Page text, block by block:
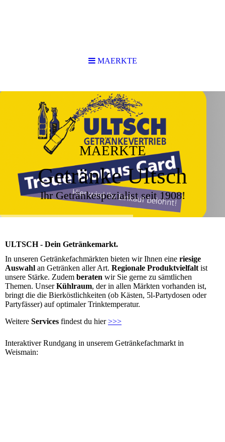
MAERKTE
Getränke Ultsch
Ihr Getränkespezialist seit 1908!
ULTSCH - Dein Getränkemarkt.
In unseren Getränkefachmärkten bieten wir Ihnen eine riesige
Auswahl an Getränken aller Art. Regionale Produktvielfalt ist
unsere Stärke. Zudem beraten wir Sie gerne zu sämtlichen
Themen. UnserKühlraum, der in allen Märkten vorhanden ist,
bringt die die Bierköstlichkeiten (ob Kästen, 5l-Partydosen oder
Partyfässer) auf optimaler Trinktemperatur.
Weitere Services findest du hier>>>
Interaktiver Rundgang in unserem Getränkefachmarkt in
Weismain:
MAERKTE